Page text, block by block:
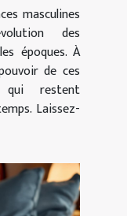
masculines
des
époques. À
de ces
qui restent
Laissez-